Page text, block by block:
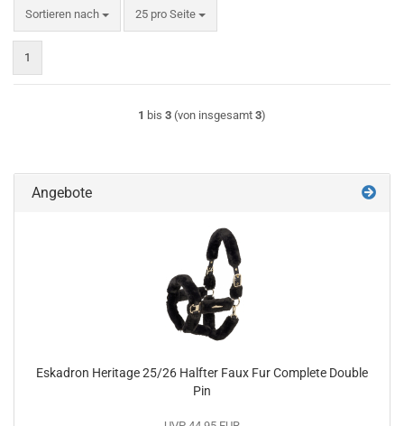
Sortieren nach
Sortieren nach 25 pro Seite
pro Seite
1
1 bis 3 (von insgesamt 3)
Angebote
Eskadron Heritage 25/26 Halfter Faux Fur Complete Double
Pin